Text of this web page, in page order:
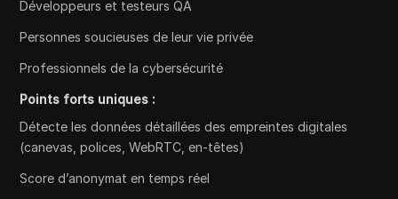
Développeurs et testeurs QA
Personnes soucieuses de leur vie privée
Professionnels de la cybersécurité
Points forts uniques :
Détecte les données détaillées des empreintes digitales
(canevas, polices, WebRTC, en-têtes)
Score d’anonymat en temps réel